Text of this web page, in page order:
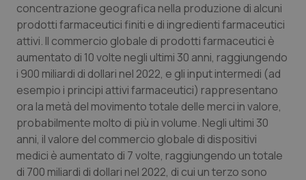
Rene & patologie urogenitali
Salute orale & impianti
Sangue & coagulazione
Tiroide
Tumore al seno
concentrazione geografica nella produzione di alcuni
prodotti farmaceutici finiti e di ingredienti farmaceutici
attivi. Il commercio globale di prodotti farmaceutici è
aumentato di 10 volte negli ultimi 30 anni, raggiungendo
i 900 miliardi di dollari nel 2022, e gli input intermedi (ad
esempio i principi attivi farmaceutici) rappresentano
ora la metà del movimento totale delle merci in valore,
probabilmente molto di più in volume. Negli ultimi 30
anni, il valore del commercio globale di dispositivi
medici è aumentato di 7 volte, raggiungendo un totale
di 700 miliardi di dollari nel 2022, di cui un terzo sono